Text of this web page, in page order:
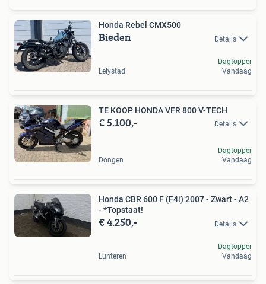
Honda Rebel CMX500
Bieden Details
Lelystad
Dagtopper
Vandaag
TE KOOP HONDA VFR 800 V-TECH
€ 5.100,- Details
Dongen
Dagtopper
Vandaag
Honda CBR 600 F (F4i) 2007 - Zwart - A2
- *Topstaat!
€ 4.250,- Details
Lunteren
Dagtopper
Vandaag